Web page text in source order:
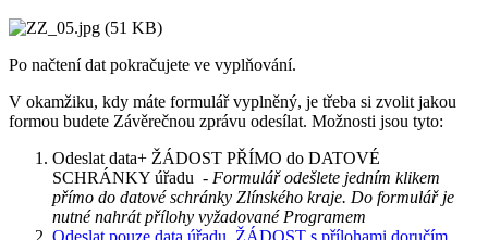
Po načtení dat pokračujete ve vyplňování.
V okamžiku, kdy máte formulář vyplněný, je třeba si zvolit jakou
formou budete Závěrečnou zprávu odesílat. Možnosti jsou tyto:
Odeslat data+ ŽÁDOST PŘÍMO do DATOVÉ
SCHRÁNKY úřadu - Formulář odešlete jedním klikem
přímo do datové schránky Zlínského kraje. Do formulář je
nutné nahrát přílohy vyžadované Programem